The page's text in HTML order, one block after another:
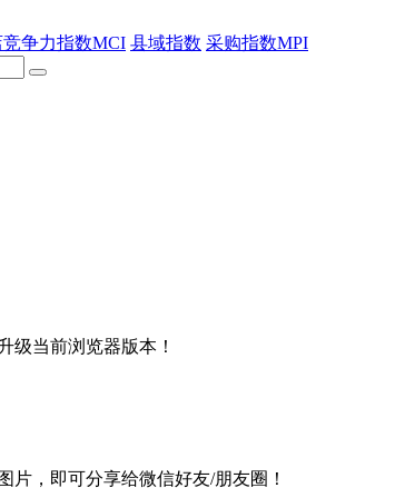
争力指数MCI 县域指数 采购指数MPI
级当前浏览器版本！
片，即可分享给微信好友/朋友圈！